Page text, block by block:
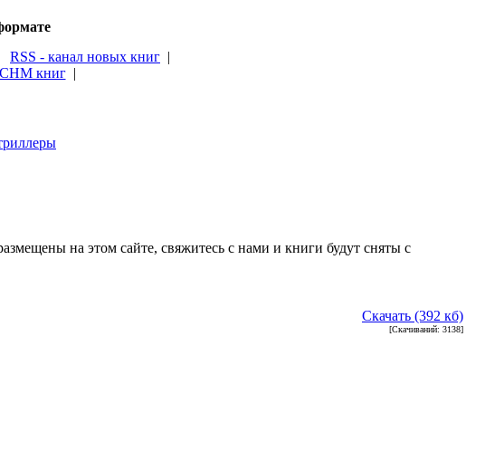
RSS - канал новых книг |
книг|
на этом сайте, свяжитесь с нами и книги будут сняты с
Скачать (392 кб)
[Скачиваний: 3138]